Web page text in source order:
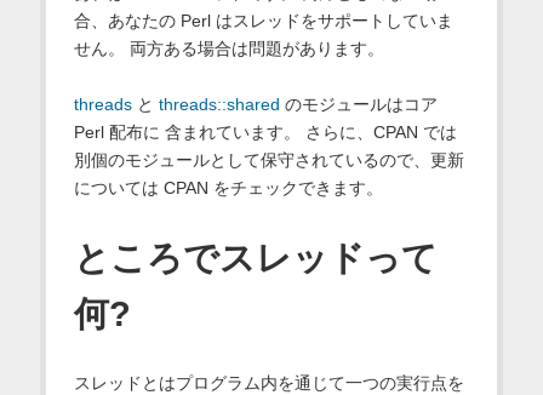
合、あなたの Perl はスレッドをサポートしていま
せん。 両方ある場合は問題があります。
threadsと threads::shared のモジュールはコア
Perl 配布に 含まれています。 さらに、CPAN では
別個のモジュールとして保守されているので、更新
については CPAN をチェックできます。
ところでスレッドって
何?
スレッドとはプログラム内を通じて一つの実行点を